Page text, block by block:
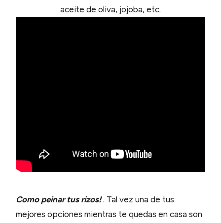
aceite de oliva, jojoba, etc.
Como peinar tus rizos! . Tal vez una de tus
mejores opciones mientras te quedas en casa son